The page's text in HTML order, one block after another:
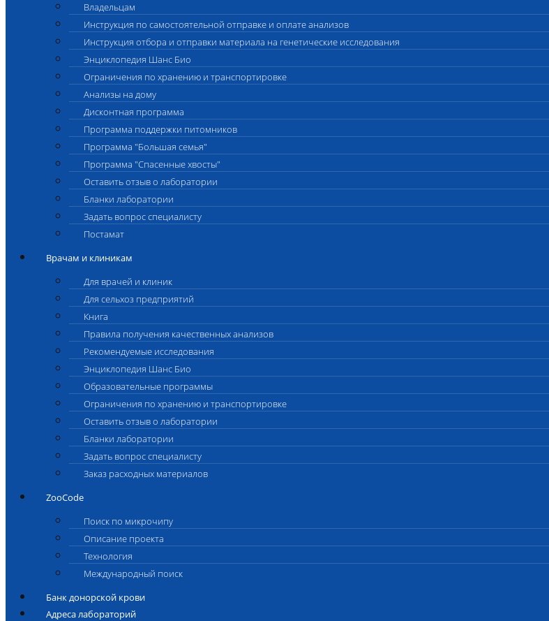
Владельцам
Инструкция по самостоятельной отправке и оплате анализов
Инструкция отбора и отправки материала на генетические исследования
Энциклопедия Шанс Био
Ограничения по хранению и транспортировке
Анализы на дому
Дисконтная программа
Программа поддержки питомников
Программа "Большая семья"
Программа "Спасенные хвосты"
Оставить отзыв о лаборатории
Бланки лаборатории
Задать вопрос специалисту
Постамат
Врачам и клиникам
Для врачей и клиник
Для сельхоз предприятий
Книга
Правила получения качественных анализов
Рекомендуемые исследования
Энциклопедия Шанс Био
Образовательные программы
Ограничения по хранению и транспортировке
Оставить отзыв о лаборатории
Бланки лаборатории
Задать вопрос специалисту
Заказ расходных материалов
ZooCode
Поиск по микрочипу
Описание проекта
Технология
Международный поиск
Банк донорской крови
Адреса лабораторий